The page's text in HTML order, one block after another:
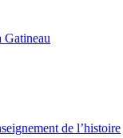
Gatineau
de l’histoire